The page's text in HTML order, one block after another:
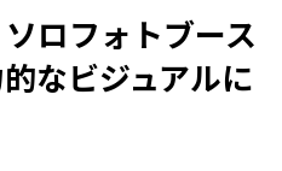
ロフォトブース
なビジュアルに